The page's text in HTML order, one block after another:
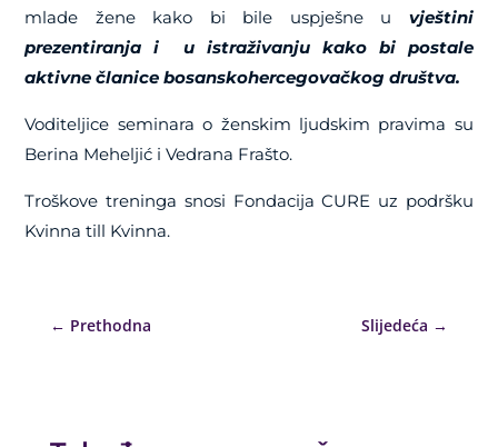
mlade žene kako bi bile uspješne u
vještini
prezentiranja i u istraživanjukako bipostale
aktivne članice bosanskohercegovačkog društva.
Voditeljice seminara o ženskim ljudskim pravima su
Berina Meheljić i Vedrana Frašto.
Troškove treninga snosi Fondacija CURE uz podršku
Kvinna till Kvinna.
← Prethodna Slijedeća →